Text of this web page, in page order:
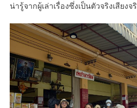
น่ารู้จากผู้เล่าเรื่องซึ่งเป็นตัวจริงเสียงจ